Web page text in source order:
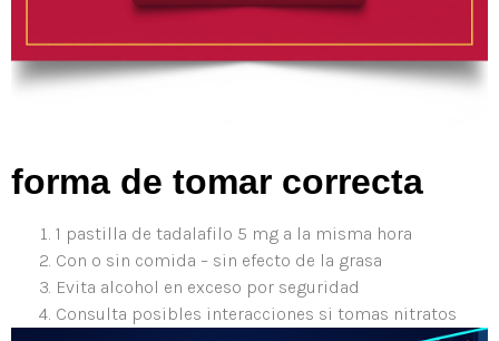
forma de tomar correcta
1 pastilla de tadalafilo 5 mg a la misma hora
Con o sin comida – sin efecto de la grasa
Evita alcohol en exceso por seguridad
Consulta posibles interacciones si tomas nitratos